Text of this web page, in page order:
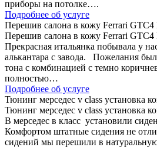
приборы на потолке….
Подробнее об услуге
Перешив салона в кожу Ferrari GTC4
Перешив салона в кожу Ferrari GTC4
Прекрасная итальянка побывала у
алькантара с завода. Пожелания
тона с комбинацией с темно
полностью…
Подробнее об услуге
Тюнинг мерседес v class установка
Тюнинг мерседес v class установка
В мерседес в класс установили
Комфортом штатные сидения не
сидений мы перешили в